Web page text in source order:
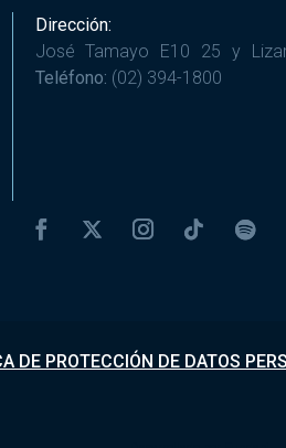
Dirección:
José Tamayo E10 25 y
Teléfono: (02) 394-1800
DE PROTECCIÓN DE DATOS